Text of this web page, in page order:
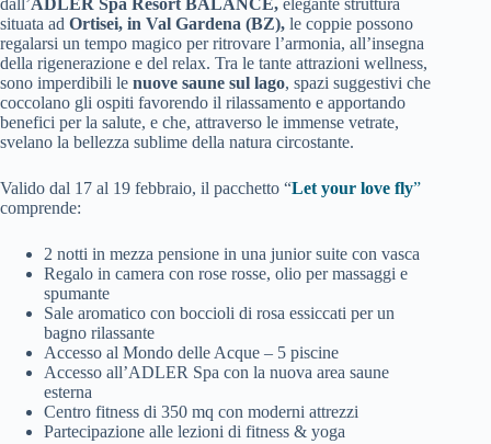
dall’ADLER Spa Resort BALANCE, elegante struttura
situata ad Ortisei, in Val Gardena (BZ), le coppie possono
regalarsi un tempo magico per ritrovare l’armonia, all’insegna
della rigenerazione e del relax. Tra le tante attrazioni wellness,
sono imperdibili le nuove saune sul lago, spazi suggestivi che
coccolano gli ospiti favorendo il rilassamento e apportando
benefici per la salute, e che, attraverso le immense vetrate,
svelano la bellezza sublime della natura circostante.
Valido dal 17 al 19 febbraio, il pacchetto “Let your love fly”
comprende:
2 notti in mezza pensione in una junior suite con vasca
Regalo in camera con rose rosse, olio per massaggi e
spumante
Sale aromatico con boccioli di rosa essiccati per un
bagno rilassante
Accesso al Mondo delle Acque – 5 piscine
Accesso all’ADLER Spa con la nuova area saune
esterna
Centro fitness di 350 mq con moderni attrezzi
Partecipazione alle lezioni di fitness & yoga